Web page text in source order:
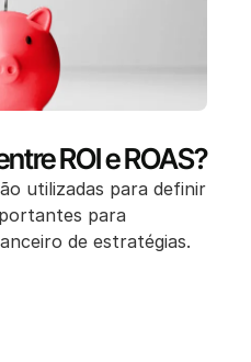
ROI e ROAS?
utilizadas para definir
para
de estratégias.